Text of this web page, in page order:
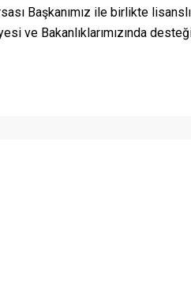
Başkanımız ile birlikte
ve Bakanlıklarımızında